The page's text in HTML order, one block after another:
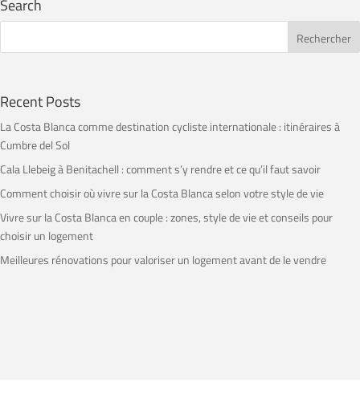
Search
Recent Posts
La Costa Blanca comme destination cycliste internationale : itinéraires à
Cumbre del Sol
Cala Llebeig à Benitachell : comment s’y rendre et ce qu’il faut savoir
Comment choisir où vivre sur la Costa Blanca selon votre style de vie
Vivre sur la Costa Blanca en couple : zones, style de vie et conseils pour
choisir un logement
Meilleures rénovations pour valoriser un logement avant de le vendre